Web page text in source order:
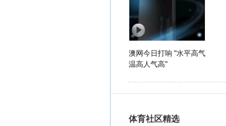
澳网今日打响 "水平高气
温高人气高"
体育社区精选